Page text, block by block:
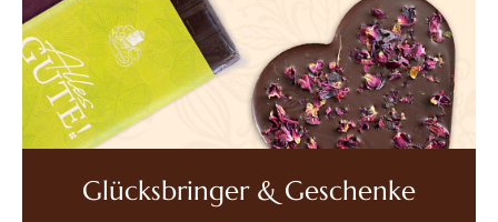
Glücksbringer & Geschenke